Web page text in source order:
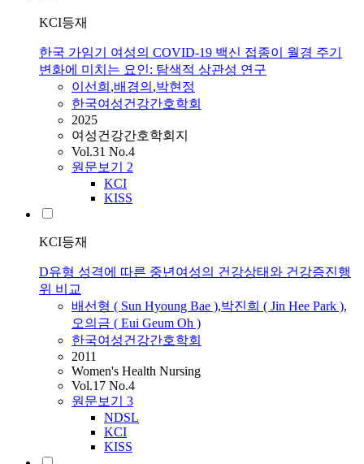
KCI등재
한국 가임기 여성의 COVID-19 백신 접종이 월경 주기
변화에 미치는 요인: 탐색적 상관성 연구
이선희 ,배경의 ,박현정
한국여성건강간호학회
2025
여성건강간호학회지
Vol.31 No.4
원문보기 2
KCI
KISS
KCI등재
D유형 성격에 따른 중년여성의 건강상태와 건강증진행
위 비교
배선형 ( Sun Hyoung Bae ),박진희 ( Jin Hee Park ),
오의금 ( Eui Geum Oh )
한국여성건강간호학회
2011
Women's Health Nursing
Vol.17 No.4
원문보기 3
NDSL
KCI
KISS